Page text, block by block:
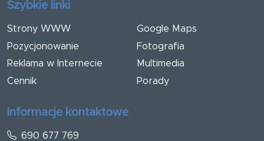
Szybkie linki
Strony WWW
Pozycjonowanie
Reklama w Internecie
Cennik
Google Maps
Fotografia
Multimedia
Porady
Informacje kontaktowe
690 677 769